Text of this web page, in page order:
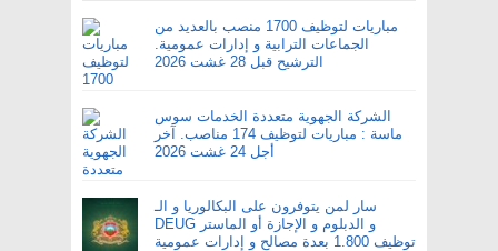
مباريات لتوظيف 1700 منصب بالعديد من
الجماعات الترابية و إدارات عمومية.
الترشيح قبل 28 غشت 2026
الشركة الجهوية متعددة الخدمات سوس
ماسة : مباريات لتوظيف 174 مناصب. آخر
أجل 24 غشت 2026
سار لمن يتوفرون على البكالوريا و الـ
DEUG و الدبلوم و الإجازة أو الماستر
توظيف 1.800 بعدة مصالح و إدارات عمومية